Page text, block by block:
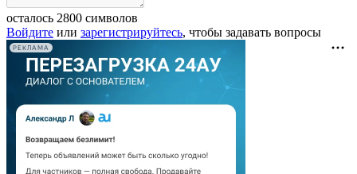
осталось 2800 символов
Войдите или зарегистрируйтесь, чтобы задавать вопросы
РЕКЛАМА